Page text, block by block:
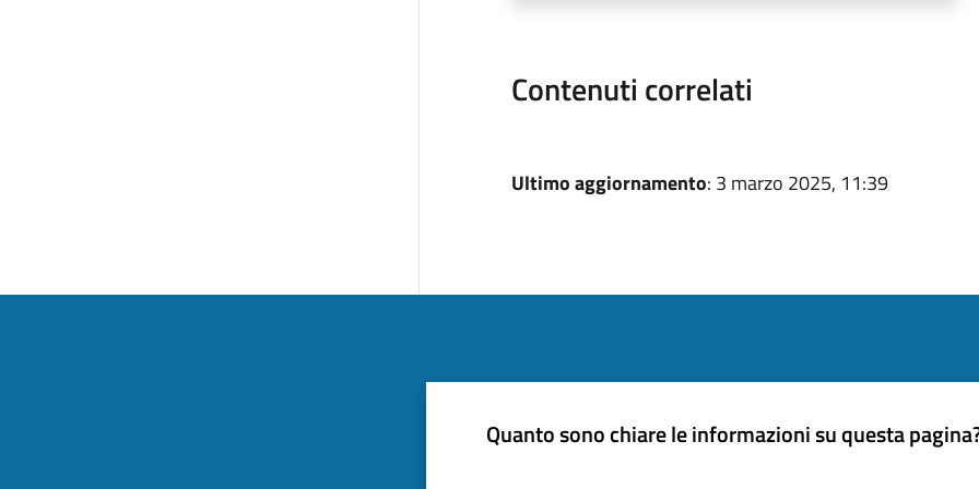
Contenuti correlati
Ultimo aggiornamento: 3 marzo 2025, 11:39
Quanto sono chiare le informazioni su questa